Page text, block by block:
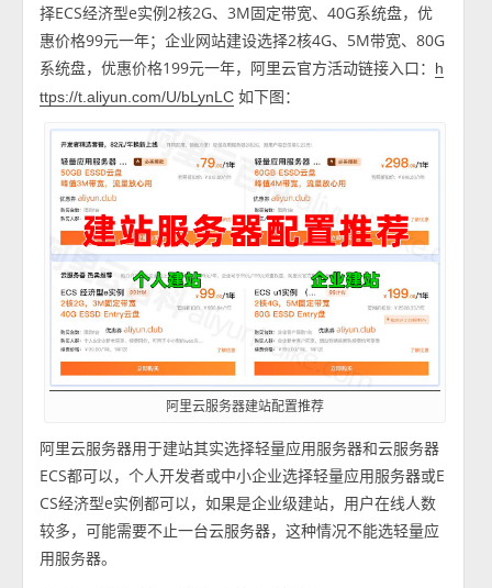
择ECS经济型e实例2核2G、3M固定带宽、40G系统盘，优
惠价格99元一年；企业网站建设选择2核4G、5M带宽、80G
系统盘，优惠价格199元一年，阿里云官方活动链接入口：
h
ttps://t.aliyun.com/U/bLynLC 如下图：
阿里云服务器建站配置推荐
阿里云服务器用于建站其实选择轻量应用服务器和云服务器
ECS都可以，个人开发者或中小企业选择轻量应用服务器或E
CS经济型e实例都可以，如果是企业级建站，用户在线人数
较多，可能需要不止一台云服务器，这种情况不能选轻量应
用服务器。